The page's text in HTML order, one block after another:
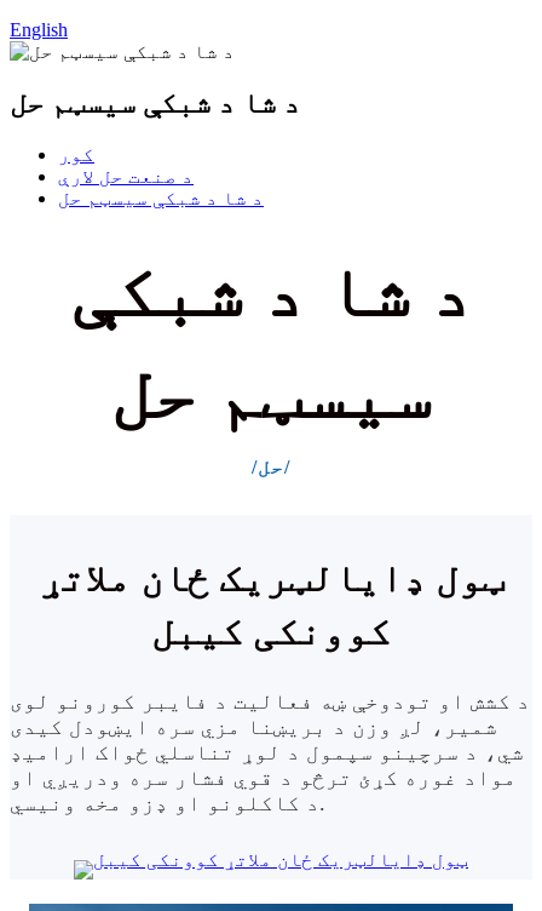
English
د شا د شبکې سیسټم حل
کور
د صنعت حل لارې
د شا د شبکې سیسټم حل
د شا د شبکې
سیسټم حل
/حل/
ټول ډایالټریک ځان ملاتړ
کوونکی کیبل
د کشش او تودوخې ښه فعالیت د فایبر کورونو لوی
شمیر، لږ وزن د بریښنا مزي سره ایښودل کیدی
شي،
د سرچینو سپمول د لوړ تناسلي ځواک ارامیډ
مواد غوره کړئ ترڅو د قوي فشار سره ودریږي او
د کاکلونو او ډزو مخه ونیسي.